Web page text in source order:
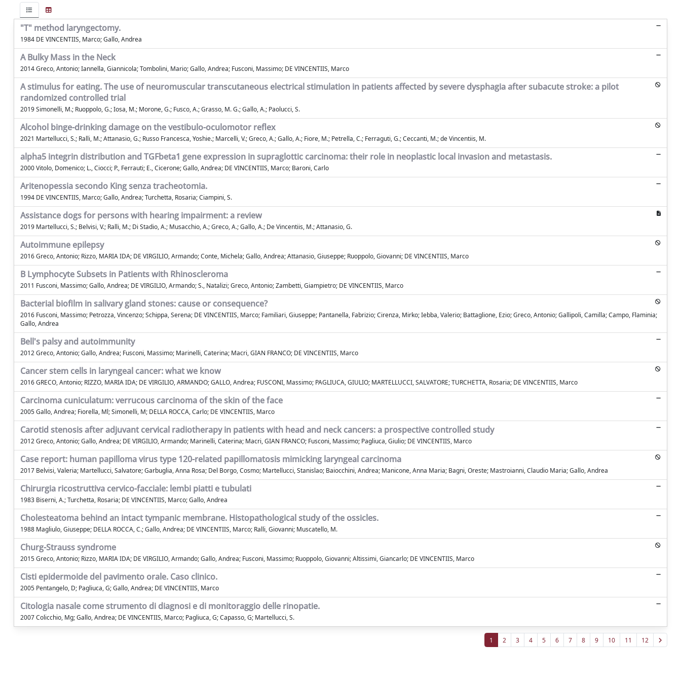
"T" method laryngectomy.
1984 DE VINCENTIIS, Marco; Gallo, Andrea
A Bulky Mass in the Neck
2014 Greco, Antonio; Iannella, Giannicola; Tombolini, Mario; Gallo, Andrea; Fusconi, Massimo; DE VINCENTIIS, Marco
A stimulus for eating. The use of neuromuscular transcutaneous electrical stimulation in patients affected by severe dysphagia after subacute stroke: a pilot
randomized controlled trial
2019 Simonelli, M.; Ruoppolo, G.; Iosa, M.; Morone, G.; Fusco, A.; Grasso, M. G.; Gallo, A.; Paolucci, S.
Alcohol binge-drinking damage on the vestibulo-oculomotor reflex
2021 Martellucci, S.; Ralli, M.; Attanasio, G.; Russo Francesca, Yoshie.; Marcelli, V.; Greco, A.; Gallo, A.; Fiore, M.; Petrella, C.; Ferraguti, G.; Ceccanti, M.; de Vincentiis, M.
alpha5 integrin distribution and TGFbeta1 gene expression in supraglottic carcinoma: their role in neoplastic local invasion and metastasis.
2000 Vitolo, Domenico; L., Ciocci; P., Ferrauti; E., Cicerone; Gallo, Andrea; DE VINCENTIIS, Marco; Baroni, Carlo
Aritenopessia secondo King senza tracheotomia.
1994 DE VINCENTIIS, Marco; Gallo, Andrea; Turchetta, Rosaria; Ciampini, S.
Assistance dogs for persons with hearing impairment: a review
2019 Martellucci, S.; Belvisi, V.; Ralli, M.; Di Stadio, A.; Musacchio, A.; Greco, A.; Gallo, A.; De Vincentiis, M.; Attanasio, G.
Autoimmune epilepsy
2016 Greco, Antonio; Rizzo, MARIA IDA; DE VIRGILIO, Armando; Conte, Michela; Gallo, Andrea; Attanasio, Giuseppe; Ruoppolo, Giovanni; DE VINCENTIIS, Marco
B Lymphocyte Subsets in Patients with Rhinoscleroma
2011 Fusconi, Massimo; Gallo, Andrea; DE VIRGILIO, Armando; S., Natalizi; Greco, Antonio; Zambetti, Giampietro; DE VINCENTIIS, Marco
Bacterial biofilm in salivary gland stones: cause or consequence?
2016 Fusconi, Massimo; Petrozza, Vincenzo; Schippa, Serena; DE VINCENTIIS, Marco; Familiari, Giuseppe; Pantanella, Fabrizio; Cirenza, Mirko; Iebba, Valerio; Battaglione, Ezio; Greco, Antonio; Gallipoli, Camilla; Campo, Flaminia;
Gallo, Andrea
Bell's palsy and autoimmunity
2012 Greco, Antonio; Gallo, Andrea; Fusconi, Massimo; Marinelli, Caterina; Macri, GIAN FRANCO; DE VINCENTIIS, Marco
Cancer stem cells in laryngeal cancer: what we know
2016 GRECO, Antonio; RIZZO, MARIA IDA; DE VIRGILIO, ARMANDO; GALLO, Andrea; FUSCONI, Massimo; PAGLIUCA, GIULIO; MARTELLUCCI, SALVATORE; TURCHETTA, Rosaria; DE VINCENTIIS, Marco
Carcinoma cuniculatum: verrucous carcinoma of the skin of the face
2005 Gallo, Andrea; Fiorella, Ml; Simonelli, M; DELLA ROCCA, Carlo; DE VINCENTIIS, Marco
Carotid stenosis after adjuvant cervical radiotherapy in patients with head and neck cancers: a prospective controlled study
2012 Greco, Antonio; Gallo, Andrea; DE VIRGILIO, Armando; Marinelli, Caterina; Macri, GIAN FRANCO; Fusconi, Massimo; Pagliuca, Giulio; DE VINCENTIIS, Marco
Case report: human papilloma virus type 120-related papillomatosis mimicking laryngeal carcinoma
2017 Belvisi, Valeria; Martellucci, Salvatore; Garbuglia, Anna Rosa; Del Borgo, Cosmo; Martellucci, Stanislao; Baiocchini, Andrea; Manicone, Anna Maria; Bagni, Oreste; Mastroianni, Claudio Maria; Gallo, Andrea
Chirurgia ricostruttiva cervico-facciale: lembi piatti e tubulati
1983 Biserni, A.; Turchetta, Rosaria; DE VINCENTIIS, Marco; Gallo, Andrea
Cholesteatoma behind an intact tympanic membrane. Histopathological study of the ossicles.
1988 Magliulo, Giuseppe; DELLA ROCCA, C.; Gallo, Andrea; DE VINCENTIIS, Marco; Ralli, Giovanni; Muscatello, M.
Churg-Strauss syndrome
2015 Greco, Antonio; Rizzo, MARIA IDA; DE VIRGILIO, Armando; Gallo, Andrea; Fusconi, Massimo; Ruoppolo, Giovanni; Altissimi, Giancarlo; DE VINCENTIIS, Marco
Cisti epidermoide del pavimento orale. Caso clinico.
2005 Pentangelo, D; Pagliuca, G; Gallo, Andrea; DE VINCENTIIS, Marco
Citologia nasale come strumento di diagnosi e di monitoraggio delle rinopatie.
2007 Colicchio, Mg; Gallo, Andrea; DE VINCENTIIS, Marco; Pagliuca, G; Capasso, G; Martellucci, S.
1 2 3 4 5 6 7 8 9 10 11 12